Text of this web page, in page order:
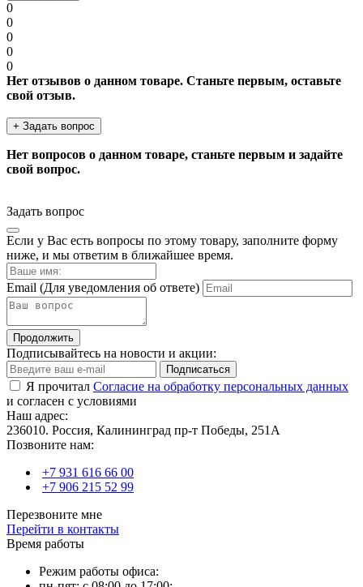
0
0
0
0
0
Нет отзывов о данном товаре. Станьте первым, оставьте
свой отзыв.
+ Задать вопрос
Нет вопросов о данном товаре, станьте первым и задайте
свой вопрос.
Задать вопрос
Если у Вас есть вопросы по этому товару, заполните форму
ниже, и мы ответим в ближайшее время.
Email (Для уведомления об ответе)
Продолжить
Подписывайтесь на новости и акции:
Подписаться
Я прочитал Согласие на обработку персональных данных
и согласен с условиями
Наш адрес:
236010. Россия, Калининград пр-т Победы, 251А
Позвоните нам:
+7 931 616 66 00
+7 906 215 52 99
Перезвоните мне
Перейти в контакты
Время работы
Режим работы офиса: